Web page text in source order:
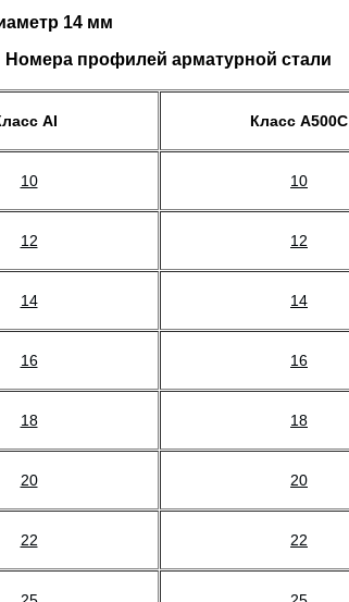
14 мм
Номера профилей арматурной стали
AI Класс А500С
10 10
12 12
14 14
16 16
18 18
20 20
22 22